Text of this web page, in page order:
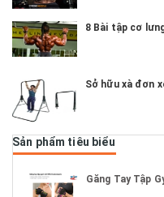
8 Bài tập cơ
Sở hữu xà đơn
Sản phẩm tiêu biểu
Găng Tay Tập